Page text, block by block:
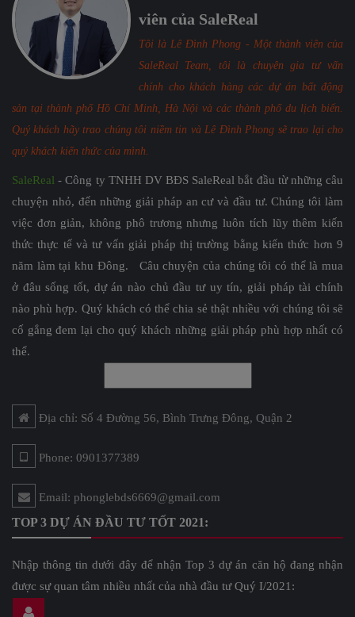
viên của SaleReal
Tôi là Lê Đình Phong - Một thành viên của
SaleReal Team, tôi là chuyên gia tư vấn
chính cho khách hàng các dự án bất động
sản tại thành phố Hồ Chí Minh, Hà Nội và các thành phố du lịch biển.
Quý khách hãy trao chúng tôi niềm tin và Lê Đình Phong sẽ trao lại cho
quý khách kiến thức của mình.
SaleReal - Công ty TNHH DV BĐS SaleReal bắt đầu từ những câu
chuyện nhỏ, đến những giải pháp an cư và đầu tư. Chúng tôi làm
việc đơn giản, không phô trương nhưng luôn tích lũy thêm kiến
thức thực tế và tư vấn giải pháp thị trường bằng kiến thức hơn 9
năm làm tại khu Đông. Câu chuyện của chúng tôi có thể là mua
ở đâu sống tốt, dự án nào chủ đầu tư uy tín, giải pháp tài chính
nào phù hợp. Quý khách có thể chia sẻ thật nhiều với chúng tôi sẽ
cố gắng đem lại cho quý khách những giải pháp phù hợp nhất có
thể.
Địa chỉ: Số 4 Đường 56, Bình Trưng Đông, Quận 2
Phone: 0901377389
Email: phonglebds6669@gmail.com
TOP 3 DỰ ÁN ĐẦU TƯ TỐT 2021:
Nhập thông tin dưới đây để nhận Top 3 dự án căn hộ đang nhận
được sự quan tâm nhiều nhất của nhà đầu tư Quý I/2021: